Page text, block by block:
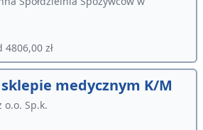
4806,00 zł
medycznym K/M
o.o. Sp.k.